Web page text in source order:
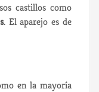
castillos como
. El aparejo es de
en la mayoría